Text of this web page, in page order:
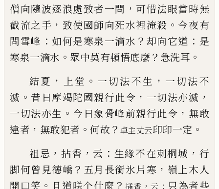
僧向隨波逐浪處致者一問 ， 可惜法眼當時無
截流之手 ， 致使國師向死水裡淹殺 。 今夜有
問雪峰 ： 如何是寒泉一滴水 ？ 却向它道 ： 是
寒泉一滴水 。 眾中莫有頓悟底麼 ？ 急洗耳 。
結夏 ， 上堂 。 一切法不生 ， 一切法不
滅 。 昔日摩竭陀國親行此令 ， 一切法亦滅 ，
一切法亦生 。 今日象骨峰前親行此令 ， 無敢
違者 ， 無敢犯者 。 何故 ？ 卓主丈云印印一定 。
祖忌 ，拈香 ， 云 ： 生緣不在刺桐城 ， 行
脚何曾見德嶠 ？ 五月長銜氷片寒 ， 嶺上木人
開口笑 。 且道咲个什麼 ？ 插香 ，云 ： 只為者些